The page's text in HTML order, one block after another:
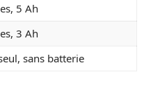
5 Ah
3 Ah
sans batterie